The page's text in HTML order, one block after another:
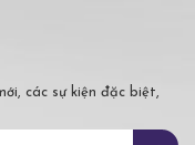
các sự kiện đặc biệt,